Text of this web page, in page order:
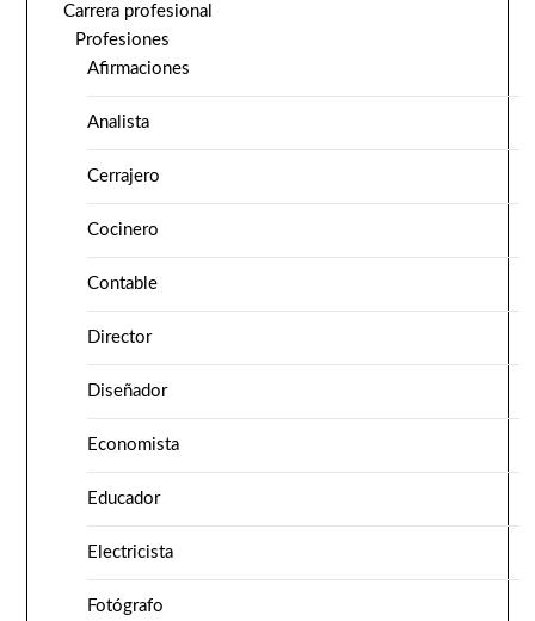
Carrera profesional
Profesiones
Afirmaciones
Analista
Cerrajero
Cocinero
Contable
Director
Diseñador
Economista
Educador
Electricista
Fotógrafo